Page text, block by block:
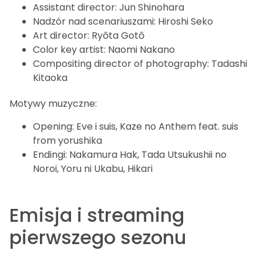
Assistant director: Jun Shinohara
Nadzór nad scenariuszami: Hiroshi Seko
Art director: Ryōta Gotō
Color key artist: Naomi Nakano
Compositing director of photography: Tadashi
Kitaoka
Motywy muzyczne:
Opening: Eve i suis, Kaze no Anthem feat. suis
from yorushika
Endingi: Nakamura Hak, Tada Utsukushii no
Noroi, Yoru ni Ukabu, Hikari
Emisja i streaming
pierwszego sezonu